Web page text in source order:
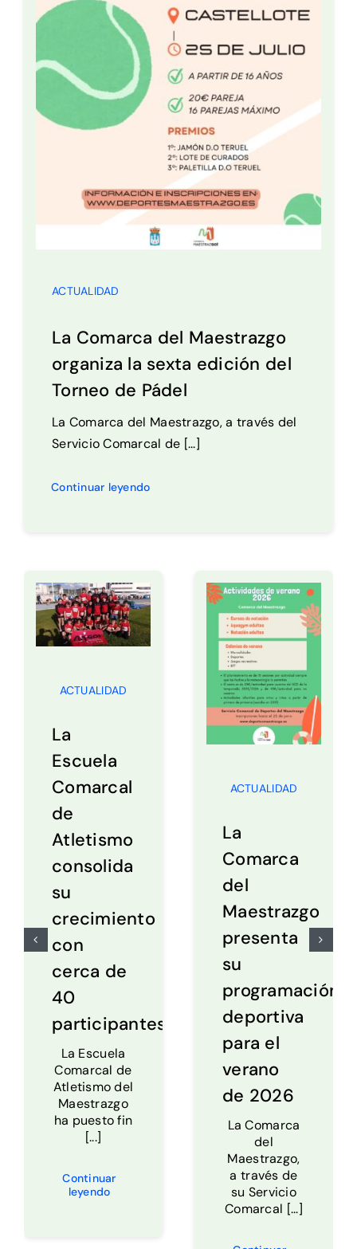
ACTUALIDAD
La Comarca del Maestrazgo
organiza la sexta edición del
Torneo de Pádel
La Comarca del Maestrazgo, a través del
Servicio Comarcal de [...]
Continuar leyendo
ACTUALIDAD
La
Escuela
Comarcal
de
Atletismo
consolida
su
crecimiento
con
cerca de
40
participantes
La Escuela
Comarcal de
Atletismo del
Maestrazgo
ha puesto fin
[...]
Continuar
leyendo
ACTUALIDAD
La
Comarca
del
Maestrazgo
presenta
su
programación
deportiva
para el
verano
de 2026
La Comarca
del
Maestrazgo,
a través de
su Servicio
Comarcal [...]